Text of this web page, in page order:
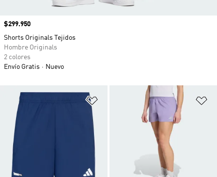
Añadir a la lista de deseos
Precio
$299.950
Shorts Originals Tejidos
Hombre Originals
2 colores
Envío Gratis
Nuevo